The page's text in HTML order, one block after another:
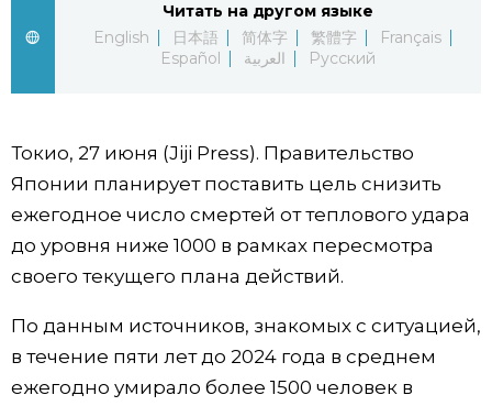
العربية
Фото/Видео
Разделы
Люди
Блог
Политика
Популярные статьи
Японский язык
Японский калейдоскоп
official SNS
Читать на другом языке
English
日本語 简体字 繁體字
Français
Español
العربية Русский
Токио, 27 июня (Jiji Press). Правительство
Японии планирует поставить цель снизить
ежегодное число смертей от теплового удара
до уровня ниже 1000 в рамках пересмотра
своего текущего плана действий.
По данным источников, знакомых с ситуацией,
в течение пяти лет до 2024 года в среднем
ежегодно умирало более 1500 человек в